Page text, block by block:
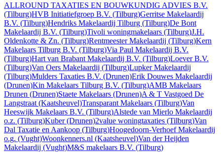
ALLROUND TAXATIES EN BOUWKUNDIG ADVIES B.V.
(Tilburg)HVB Initiatiefgroep B.V. (Tilburg)Gerritse Makelaardij
B.V. (Tilburg)Hendriks Makelaardij Tilburg (Tilburg)De Bont
Makelaardij B.V. (Tilburg)Tivoli woningmakelaars (Tilburg)J.H.
Oldenkotte & Zn. (Tilburg)Rentmeester Makelaardij (Tilburg)Kern
Makelaars Tilburg B.V. (Tilburg)Via Paul Makelaardij B.V.
(Tilburg)Hart van Brabant Makelaardij B.V. (Tilburg)Loever B.V.
(Tilburg)Van Oers Makelaardij (Tilburg)Lupker Makelaardij
(Tilburg)Mulders Taxaties B.V. (Drunen)Erik Douwes Makelaardij
(Drunen)Kin Makelaars Tilburg B.V. (Tilburg)AMB Makelaars
Drunen (Drunen)Staete Makelaars (Drunen)A & T Vastgoed De
Langstraat (Kaatsheuvel)Transparant Makelaars (Tilburg)Van
Heeswijk Makelaars B.V. (Tilburg)Alstede van Mierlo Makelaardij
o.z. (Tilburg)Kuber(Drunen)2value woningtaxaties (Tilburg)Van
Dal Taxatie en Aankoop (Tilburg)Hoogedoorn-Verhoef Makelaardij
o.g. (Vught)Woonkenners.nl (Kaatsheuvel)Van der Heijden
Makelaardij (Vught)M&S makelaars B.V. (Tilburg)